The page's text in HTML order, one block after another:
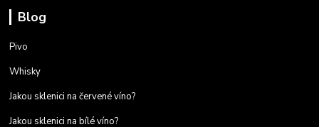
Blog
Pivo
Whisky
Jakou sklenici na červené víno?
Jakou sklenici na bílé víno?